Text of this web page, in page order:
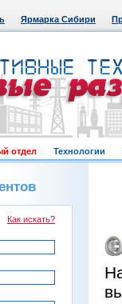
Ярмарка Сибири
отдел Технологии
Как искать?